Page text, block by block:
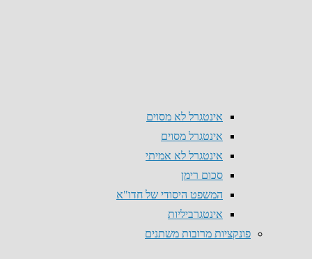
אינטגרל לא מסוים
אינטגרל מסוים
אינטגרל לא אמיתי
סכום רימן
המשפט היסודי של חדו"א
אינטגרביליות
פונקציות מרובות משתנים